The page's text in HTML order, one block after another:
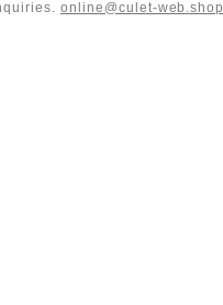
online@culet-web.shop